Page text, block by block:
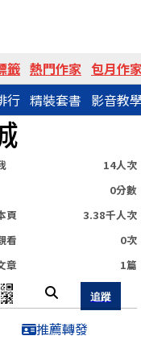
籤 熱門作家 包月作
行 精裝套書 影音教
14人次
0分數
頁
3.38千人次
看
0次
章
1篇
分享網址
推薦轉發